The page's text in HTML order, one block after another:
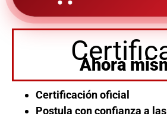
Ahora
Certificación oficial
Postula con confianza a